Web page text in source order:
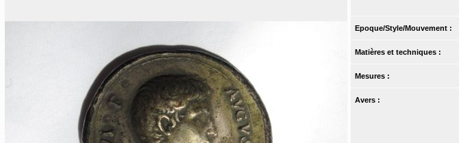
Epoque/Style/Mouvement :
Matières et techniques :
Mesures :
Avers :